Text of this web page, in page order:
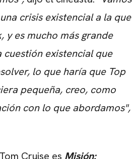
crisis existencial a la que
y es mucho más grande
cuestión existencial que
lo que haría que Top
pequeña, creo, como
con lo que abordamos",
Cruise es Misión:
PUBLICIDADE